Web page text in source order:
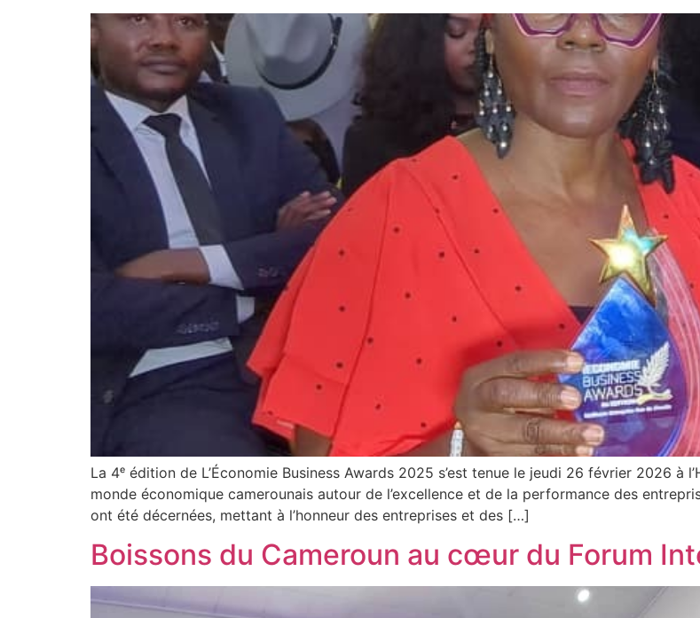
La 4ᵉ édition de L’Économie Business Awards 2025 s’est tenue le jeudi 26 février 2026 à
monde économique camerounais autour de l’excellence et de la performance des
ont été décernées, mettant à l’honneur des entreprises et des […]
Boissons du Cameroun au cœur du Forum